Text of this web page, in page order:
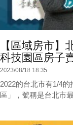
【區域房市】
科技園區房子
2023/08/18 18:35
2022的台北市有1/4
區」，號稱是台北市